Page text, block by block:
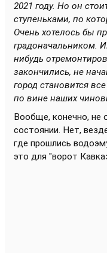
2021 году. Но он
ступеньками, по
Очень хотелось бы
градоначальником.
нибудь
закончились, не
город становится
по вине наших
Вообще, конечно, не
состоянии. Нет,
где прошлись
это для "ворот